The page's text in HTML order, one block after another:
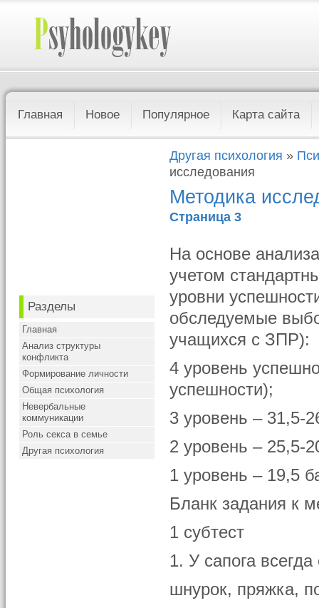
Главная Новое Популярное Карта сайта
Разделы
Главная
Анализ структуры
конфликта
Формирование личности
Общая психология
Невербальные
коммуникации
Роль секса в семье
Другая психология
Другая психология »
исследования
Методика
Страница 3
На основе
учетом
уровни
обследуемые
учащихся с ЗПР):
4 уровень
успешности);
3 уровень – 31,5-
2 уровень – 25,5-
1 уровень – 19,5
Бланк задания к
1 субтест
1. У сапога
шнурок, пряжка,